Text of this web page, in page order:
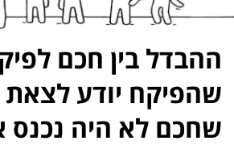
ההבדל בין חכם
שהפיקח יודע
שחכם לא היה נכנס